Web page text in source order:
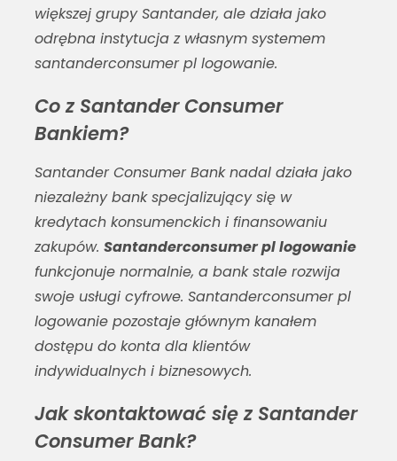
większej grupy Santander, ale działa jako
odrębna instytucja z własnym systemem
santanderconsumer pl logowanie.
Co z Santander Consumer
Bankiem?
Santander Consumer Bank nadal działa jako
niezależny bank specjalizujący się w
kredytach konsumenckich i finansowaniu
zakupów. Santanderconsumer pl logowanie
funkcjonuje normalnie, a bank stale rozwija
swoje usługi cyfrowe. Santanderconsumer pl
logowaniepozostaje głównym kanałem
dostępu do konta dla klientów
indywidualnych i biznesowych.
Jak skontaktować się z Santander
Consumer Bank?